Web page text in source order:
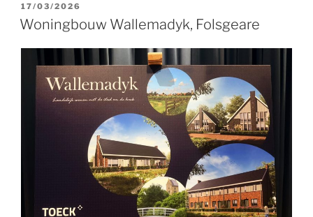
GEPLAATST
OP
17/03/2026
Woningbouw Wallemadyk, Folsgeare